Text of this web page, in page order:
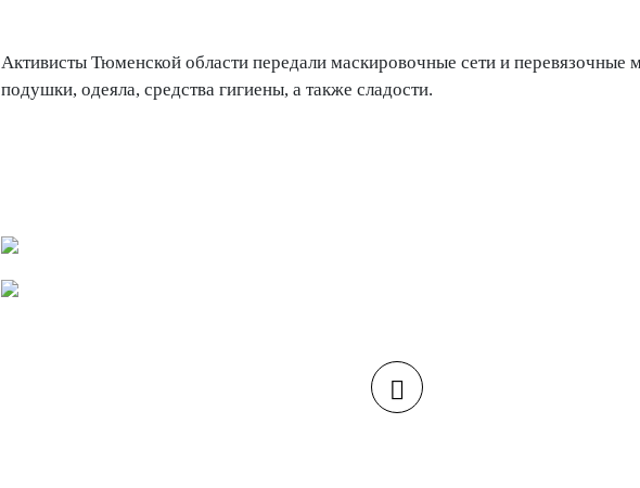
Активисты Тюменской области передали маскировочные сети и перевязочные
подушки, одеяла, средства гигиены, а также сладости.